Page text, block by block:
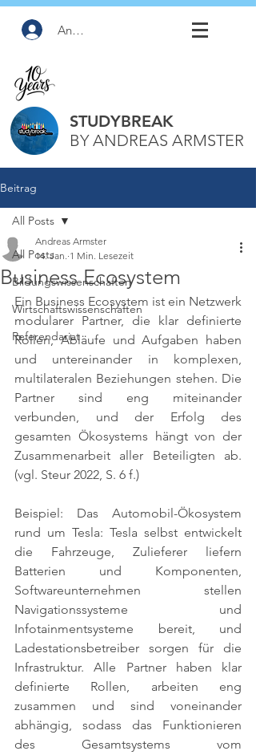
Anmelden
STUDYBREAK
BY ANDREAS ARMSTER
Beitrag
All Posts
Bildungswissenschaften
Wirtschaftswissenschaften
Referendariat
All Posts
Business Ecosystem
Andreas Armster
14. Jan. 1 Min. Lesezeit
Ein Business Ecosystem ist ein Netzwerk
modularer Partner, die klar definierte
Rollen, Abläufe und Aufgaben haben
und untereinander in komplexen,
multilateralen Beziehungen stehen. Die
Partner sind eng miteinander
verbunden, und der Erfolg des
gesamten Ökosystems hängt von der
(vgl. Steur 2022, S. 6 f.)
Beispiel: Das Automobil-Ökosystem
rund um Tesla: Tesla selbst entwickelt
die Fahrzeuge, Zulieferer liefern
Batterien und Komponenten,
Softwareunternehmen stellen
Navigationssysteme und
Infotainmentsysteme bereit, und
Ladestationsbetreiber sorgen für die
Infrastruktur. Alle Partner haben klar
definierte Rollen, arbeiten eng
zusammen und sind voneinander
abhängig, sodass das Funktionieren
des Gesamtsystems vom